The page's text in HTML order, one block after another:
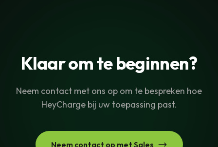
Klaar om te beginnen?
Neem contact met ons op om te bespreken hoe
HeyCharge bij uw toepassing past.
Neem contact op met Sales